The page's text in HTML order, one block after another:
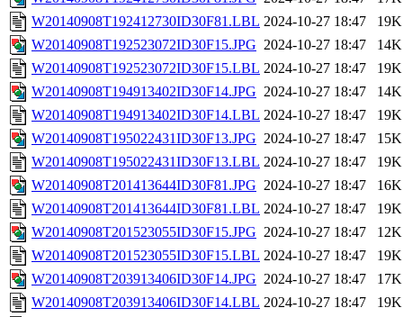
W20140908T192412730ID30F81.LBL 2024-10-27 18:47
19K
W20140908T192523072ID30F15.JPG 2024-10-27 18:47
14K
W20140908T192523072ID30F15.LBL 2024-10-27 18:47
19K
W20140908T194913402ID30F14.JPG 2024-10-27 18:47
14K
W20140908T194913402ID30F14.LBL 2024-10-27 18:47
19K
W20140908T195022431ID30F13.JPG 2024-10-27 18:47
15K
W20140908T195022431ID30F13.LBL 2024-10-27 18:47
19K
W20140908T201413644ID30F81.JPG 2024-10-27 18:47
16K
W20140908T201413644ID30F81.LBL 2024-10-27 18:47
19K
W20140908T201523055ID30F15.JPG 2024-10-27 18:47
12K
W20140908T201523055ID30F15.LBL 2024-10-27 18:47
19K
W20140908T203913406ID30F14.JPG 2024-10-27 18:47
17K
W20140908T203913406ID30F14.LBL 2024-10-27 18:47
19K